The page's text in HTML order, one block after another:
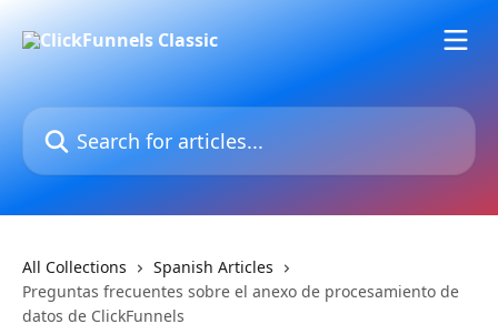
Search for articles...
All Collections
Spanish Articles
Preguntas frecuentes sobre el anexo de procesamiento de
datos de ClickFunnels